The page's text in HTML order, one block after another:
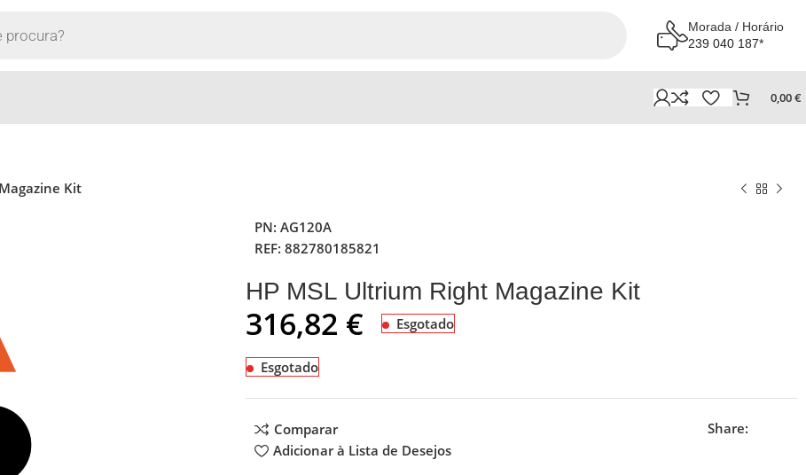
Morada / Horário
239 040 187*
0,00€
Kit
PN: AG120A
REF: 882780185821
HP MSL Ultrium Right Magazine Kit
316,82 € Esgotado
Esgotado
Comparar
Adicionar à Lista de Desejos
Share: